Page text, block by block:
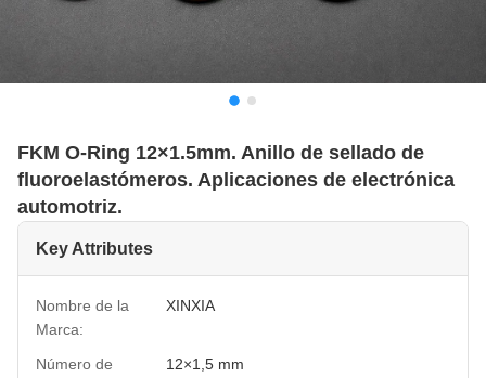
FKM O-Ring 12×1.5mm. Anillo de sellado de
fluoroelastómeros. Aplicaciones de electrónica
automotriz.
Key Attributes
Nombre de la
Marca:
XINXIA
Número de
12×1,5 mm